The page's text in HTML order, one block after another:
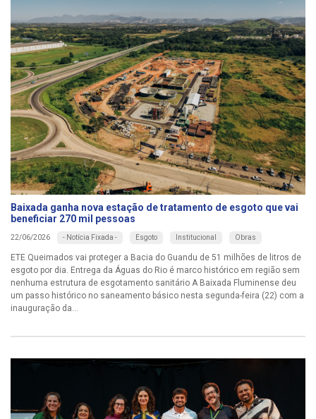
Baixada ganha nova estação de tratamento de esgoto que vai
beneficiar 270 mil pessoas
22/06/2026 - Notícia Fixada - Esgoto Institucional Obras
ETE Queimados vai proteger a Bacia do Guandu de 51 milhões de litros de
esgoto por dia. Entrega da Águas do Rio é marco histórico em região sem
nenhuma estrutura de esgotamento sanitário A Baixada Fluminense deu
um passo histórico no saneamento básico nesta segunda-feira (22) com a
inauguração da...